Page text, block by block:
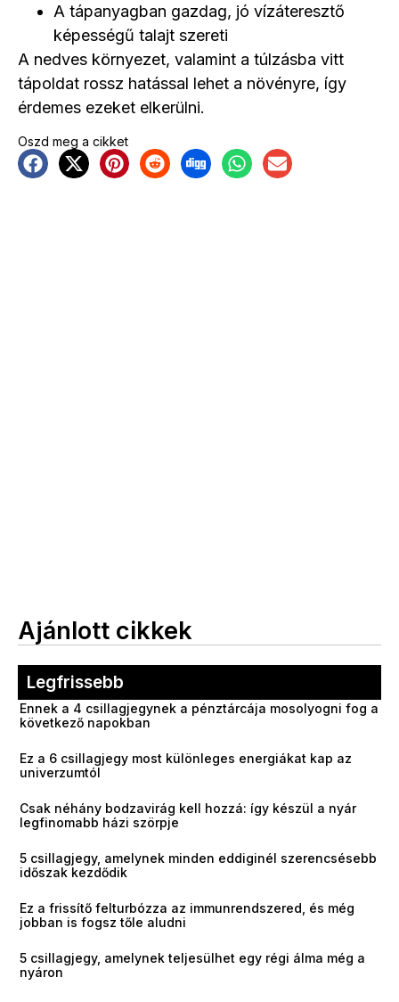
A tápanyagban gazdag, jó vízáteresztő
képességű talajt szereti
A nedves környezet, valamint a túlzásba vitt
tápoldat rossz hatással lehet a növényre, így
érdemes ezeket elkerülni.
Oszd meg a cikket
Ajánlott cikkek
Legfrissebb
Ennek a 4 csillagjegynek a pénztárcája mosolyogni fog a
következő napokban
Ez a 6 csillagjegy most különleges energiákat kap az
univerzumtól
Csak néhány bodzavirág kell hozzá: így készül a nyár
legfinomabb házi szörpje
5 csillagjegy, amelynek minden eddiginél szerencsésebb
időszak kezdődik
Ez a frissítő felturbózza az immunrendszered, és még
jobban is fogsz tőle aludni
5 csillagjegy, amelynek teljesülhet egy régi álma még a
nyáron